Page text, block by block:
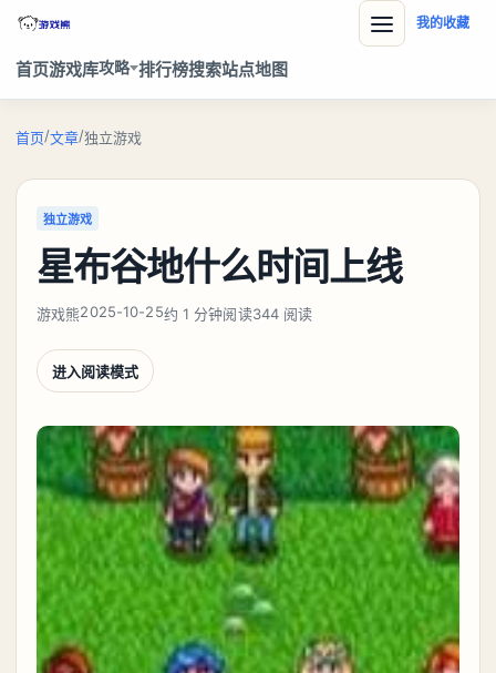
首页游戏库攻略 排行榜搜索站点地图
我的收藏
首页/文章/独立游戏
独立游戏
星布谷地什么时间上线
游戏熊2025-10-25约 1 分钟阅读344 阅读
进入阅读模式